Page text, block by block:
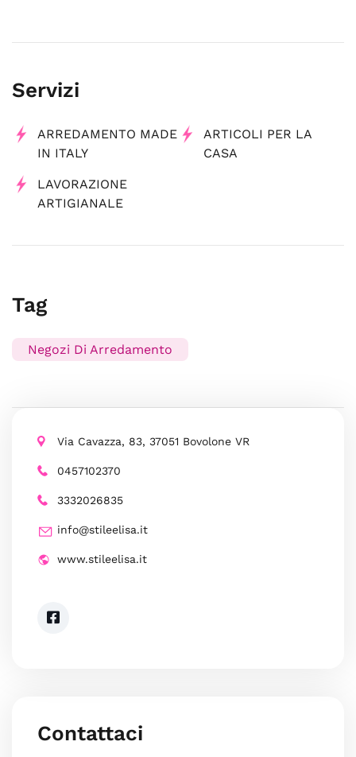
Servizi
ARREDAMENTO MADE
IN ITALY
ARTICOLI PER LA
CASA
LAVORAZIONE
ARTIGIANALE
Tag
Negozi Di Arredamento
Via Cavazza, 83, 37051 Bovolone VR
0457102370
3332026835
info@stileelisa.it
www.stileelisa.it
Contattaci